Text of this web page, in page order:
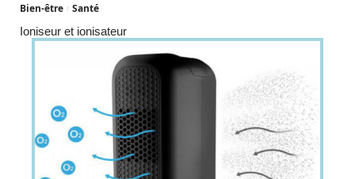
Bien-être
Santé
Ioniseur et ionisateur